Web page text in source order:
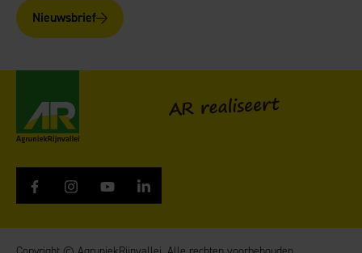
Nieuwsbrief
AR realiseert